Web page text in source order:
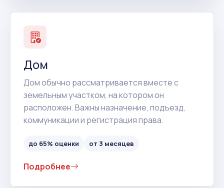
Дом
Дом обычно рассматривается вместе с
земельным участком, на котором он
расположен. Важны назначение, подъезд,
коммуникации и регистрация права.
до 65% оценки от 3 месяцев
Подробнее